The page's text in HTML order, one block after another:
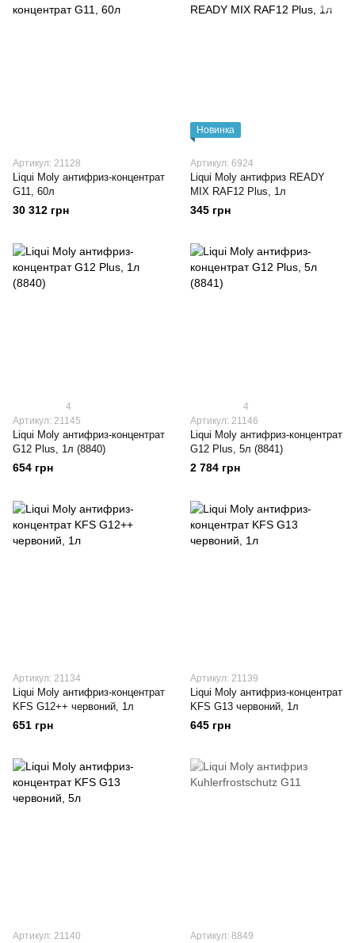
Артикул: 21128
Liqui Moly антифриз-концентрат
G11, 60л
30 312 грн
Новинка
Артикул: 6924
Liqui Moly антифриз READY
MIX RAF12 Plus, 1л
345 грн
4
Артикул: 21145
Liqui Moly антифриз-концентрат
G12 Plus, 1л (8840)
654 грн
4
Артикул: 21146
Liqui Moly антифриз-концентрат
G12 Plus, 5л (8841)
2 784 грн
Артикул: 21134
Liqui Moly антифриз-концентрат
KFS G12++ червоний, 1л
651 грн
Артикул: 21139
Liqui Moly антифриз-концентрат
KFS G13 червоний, 1л
645 грн
Артикул: 21140 Артикул: 8849